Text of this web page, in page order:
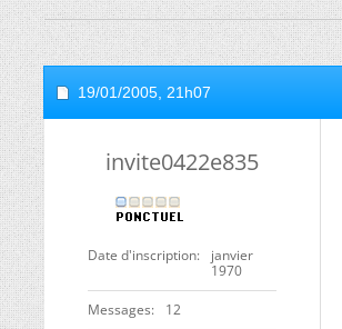
19/01/2005, 21h07
invite0422e835
Date d'inscription
janvier
1970
Messages 12